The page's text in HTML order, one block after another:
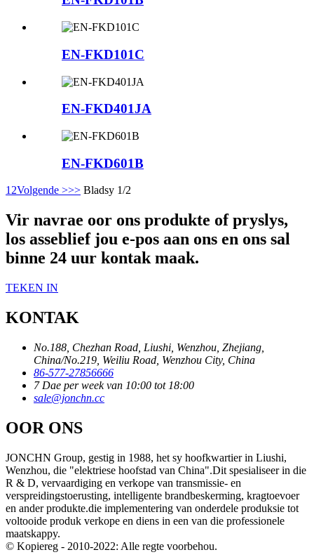
EN-FKD101C
EN-FKD401JA
EN-FKD601B
1 2Volgende >>> Bladsy 1/2
Vir navrae oor ons produkte of pryslys,
los asseblief jou e-pos aan ons en ons sal
binne 24 uur kontak maak.
TEKEN IN
KONTAK
No.188, Chezhan Road, Liushi, Wenzhou, Zhejiang,
China/No.219, Weiliu Road, Wenzhou City, China
86-577-27856666
7 Dae per week van 10:00 tot 18:00
sale@jonchn.cc
OOR ONS
JONCHN Group, gestig in 1988, het sy hoofkwartier in Liushi,
Wenzhou, die "elektriese hoofstad van China".Dit spesialiseer in die
R & D, vervaardiging en verkope van transmissie- en
verspreidingstoerusting, intelligente brandbeskerming, kragtoevoer
en ander produkte.die implementering van onderdele produksie tot
voltooide produk verkope en diens in een van die professionele
maatskappy.
© Kopiereg - 2010-2022: Alle regte voorbehou.